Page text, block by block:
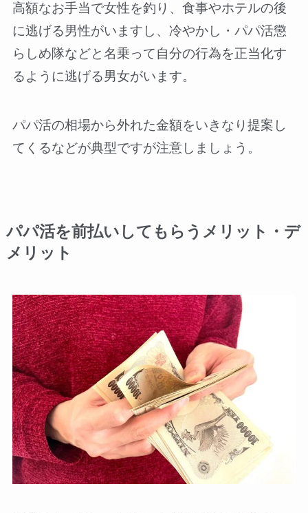
高額なお手当で女性を釣り、食事やホテルの後
に逃げる男性がいますし、冷やかし・パパ活懲
らしめ隊などと名乗って自分の行為を正当化す
るように逃げる男女がいます。
パパ活の相場から外れた金額をいきなり提案し
てくるなどが典型ですが注意しましょう。
パパ活を前払いしてもらうメリット・デ
メリット